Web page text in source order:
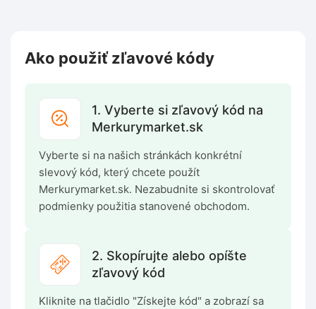
Ako použiť zľavové kódy
1. Vyberte si zľavový kód na
Merkurymarket.sk
Vyberte si na našich stránkách konkrétní
slevový kód, který chcete použít
Merkurymarket.sk. Nezabudnite si skontrolovať
podmienky použitia stanovené obchodom.
2. Skopírujte alebo opíšte
zľavový kód
Kliknite na tlačidlo "Získejte kód" a zobrazí sa